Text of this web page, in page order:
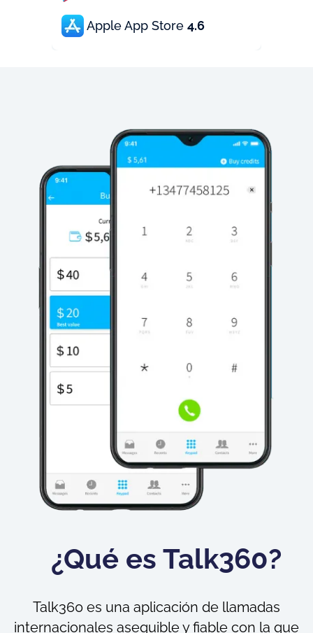
Apple App Store 4.6
¿Qué es Talk360?
Talk360 es una aplicación de llamadas
internacionales asequible y fiable con la que